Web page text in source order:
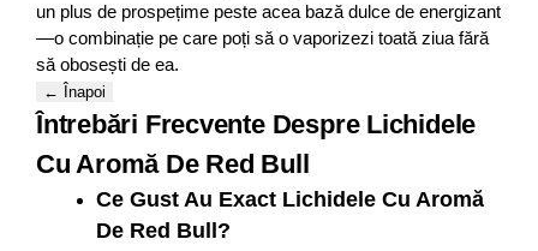
un plus de prospețime peste acea bază dulce de energizant
—o combinație pe care poți să o vaporizezi toată ziua fără
să obosești de ea.
← Înapoi
Întrebări Frecvente Despre Lichidele
Cu Aromă De Red Bull
Ce Gust Au Exact Lichidele Cu Aromă
De Red Bull?